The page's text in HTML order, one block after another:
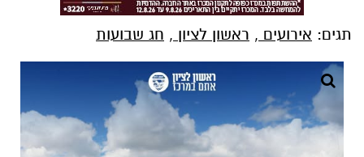
תגים: אירועים , ראשון לציון , חג שבועות